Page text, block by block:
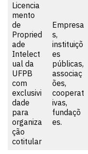
Licencia
mento
de
Propried
ade
Intelect
ual da
UFPB
com
exclusivi
dade
para
organiza
ção
cotitular
Empresa
s,
instituiçõ
es
públicas,
associaç
ões,
cooperat
ivas,
fundaçõ
es.